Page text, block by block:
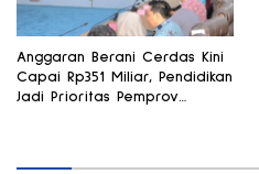
Anggaran Berani Cerdas Kini
Capai Rp351 Miliar, Pendidikan
Jadi Prioritas Pemprov